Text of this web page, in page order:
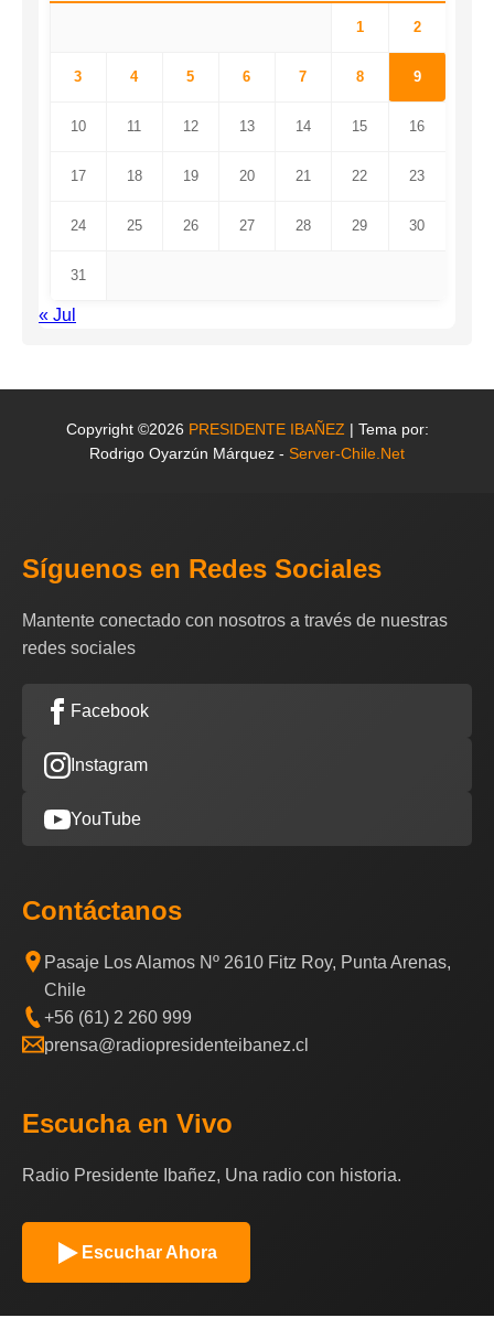
1 2
3 4 5 6 7 8 9
10 11 12 13 14 15 16
17 18 19 20 21 22 23
24 25 26 27 28 29 30
31
« Jul
Copyright ©2026 PRESIDENTE IBAÑEZ | Tema por:
Rodrigo Oyarzún Márquez - Server-Chile.Net
Síguenos en Redes Sociales
Mantente conectado con nosotros a través de nuestras
redes sociales
Facebook
Instagram
YouTube
Contáctanos
Pasaje Los Alamos Nº 2610 Fitz Roy, Punta Arenas,
Chile
+56 (61) 2 260 999
prensa@radiopresidenteibanez.cl
Escucha en Vivo
Radio Presidente Ibañez, Una radio con historia.
Escuchar Ahora